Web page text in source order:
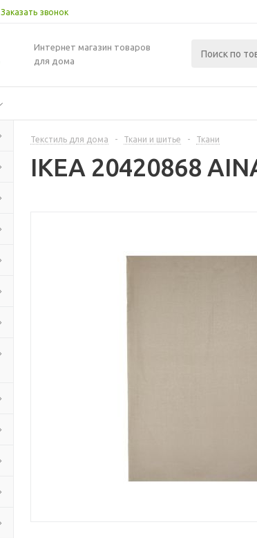
Заказать звонок
Интернет магазин товаров
для дома
Текстиль для дома - Ткани и шитье - Ткани
IKEA 20420868